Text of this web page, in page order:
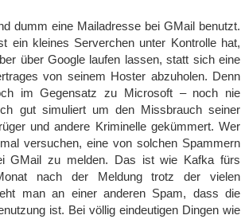
dumm eine Mailadresse bei GMail benutzt.
ein kleines Serverchen unter Kontrolle hat,
über Google laufen lassen, statt sich eine
von seinem Hoster abzuholen. Denn
im Gegensatz zu Microsoft – noch nie
gut simuliert um den Missbrauch seiner
und andere Kriminelle gekümmert. Wer
versuchen, eine von solchen Spammern
GMail zu melden. Das ist wie Kafka fürs
nach der Meldung trotz der vielen
man an einer anderen Spam, dass die
ist. Bei völlig eindeutigen Dingen wie